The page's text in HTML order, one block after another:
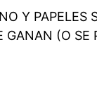
Y PAPELES
GANAN (O SE